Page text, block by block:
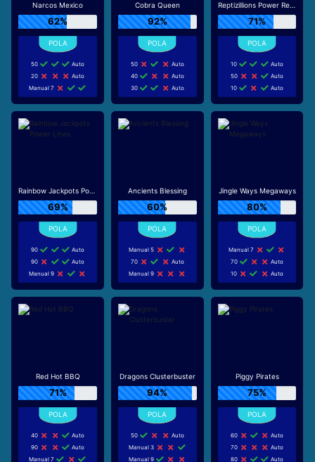
Narcos Mexico
62%
50
Auto
20
Auto
Manual 7
Cobra Queen
92%
50
Auto
40
Auto
30
Auto
Reptizillions Power Reels
71%
10
Auto
50
Auto
10
Auto
Rainbow Jackpots Power Lines
69%
90
Auto
90
Auto
Manual 9
Ancients Blessing
60%
Manual 5
70
Auto
Manual 9
Jingle Ways Megaways
80%
Manual 7
70
Auto
10
Auto
Red Hot BBQ
71%
40
Auto
90
Auto
Manual 7
Dragons Clusterbuster
94%
50
Auto
Manual 3
Manual 9
Piggy Pirates
75%
60
Auto
70
Auto
80
Auto